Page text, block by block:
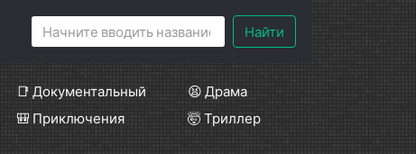
Найти
📑 Документальный
😫 Драма
🎒 Приключения
🤯 Триллер